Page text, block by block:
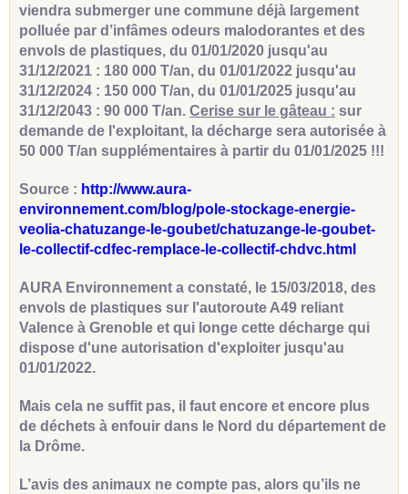
viendra submerger une commune déjà largement
polluée par d’infâmes odeurs malodorantes et des
envols de plastiques, du 01/01/2020 jusqu'au
31/12/2021 : 180 000 T/an, du 01/01/2022 jusqu'au
31/12/2024 : 150 000 T/an, du 01/01/2025 jusqu'au
31/12/2043 : 90 000 T/an. Cerise sur le gâteau : sur
demande de l'exploitant, la décharge sera autorisée à
50 000 T/an supplémentaires à partir du 01/01/2025 !!!
Source : http://www.aura-
environnement.com/blog/pole-stockage-energie-
veolia-chatuzange-le-goubet/chatuzange-le-goubet-
le-collectif-cdfec-remplace-le-collectif-chdvc.html
AURA Environnement a constaté, le 15/03/2018, des
envols de plastiques sur l'autoroute A49 reliant
Valence à Grenoble et qui longe cette décharge qui
dispose d'une autorisation d'exploiter jusqu'au
01/01/2022.
Mais cela ne suffit pas, il faut encore et encore plus
de déchets à enfouir dans le Nord du département de
la Drôme.
L’avis des animaux ne compte pas, alors qu’ils ne